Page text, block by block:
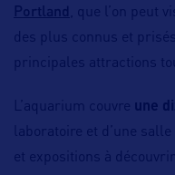
Portland
, que l’on peut
des plus connus et
principales attractions
L’aquarium couvre une
laboratoire et d’une
et expositions à